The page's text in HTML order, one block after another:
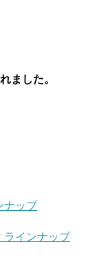
ました。
ナップ
ラインナップ